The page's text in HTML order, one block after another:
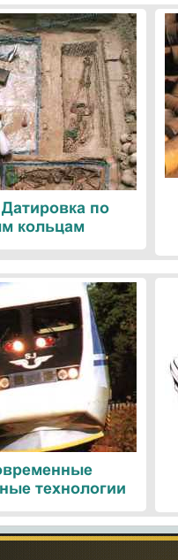
по
кольцам
технологии